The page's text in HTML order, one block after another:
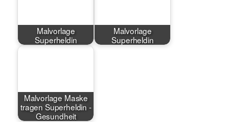
Malvorlage
Superheldin
Malvorlage
Superheldin
Malvorlage Maske
tragen Superheldin -
Gesundheit